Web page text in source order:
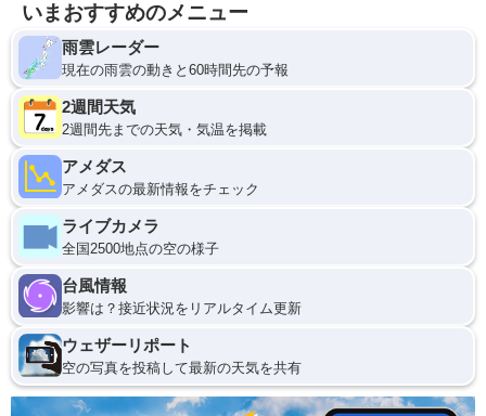
いまおすすめのメニュー
雨雲レーダー
現在の雨雲の動きと60時間先の予報
2週間天気
2週間先までの天気・気温を掲載
アメダス
アメダスの最新情報をチェック
ライブカメラ
全国2500地点の空の様子
台風情報
影響は？接近状況をリアルタイム更新
ウェザーリポート
空の写真を投稿して最新の天気を共有